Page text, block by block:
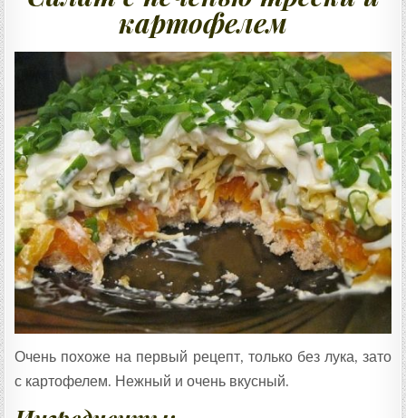
картофелем
Очень похоже на первый рецепт, только без лука, зато
с картофелем. Нежный и очень вкусный.